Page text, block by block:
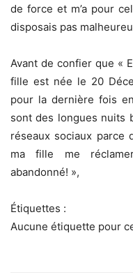
de force et m’a pour
disposais pas
Avant de confier que «
fille est née le 20
pour la dernière fois
sont des longues nuits
réseaux sociaux parce
ma fille me
abandonné! »,
Étiquettes :
Aucune étiquette pour